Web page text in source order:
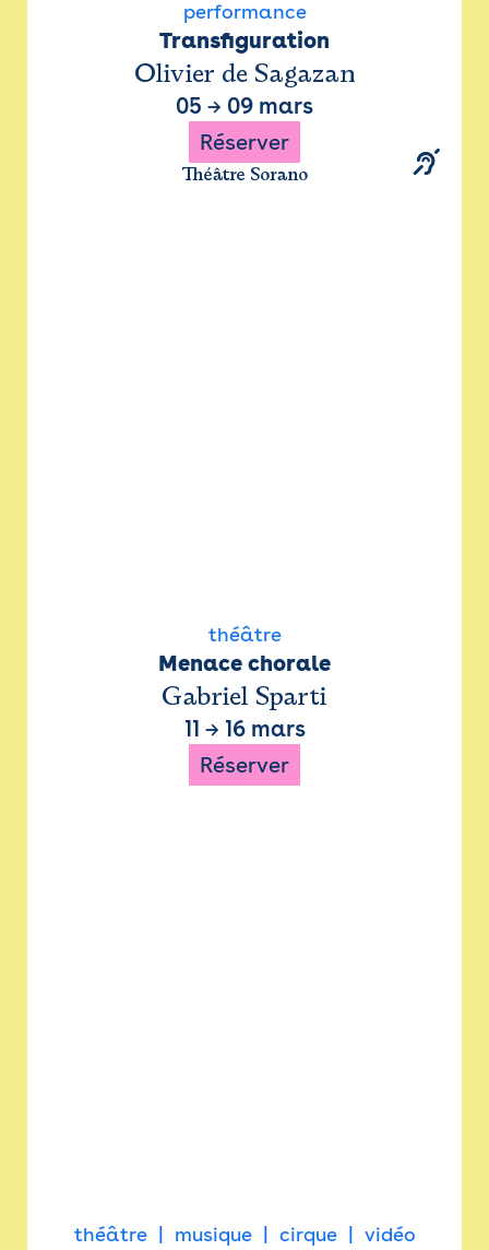
performance
Transfiguration
Olivier de Sagazan
05 → 09 mars
Réserver
Théâtre Sorano
théâtre
Menace chorale
Gabriel Sparti
11 → 16 mars
Réserver
théâtre musique cirque vidéo